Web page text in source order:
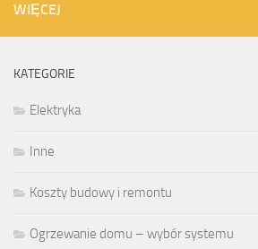
WIĘCEJ
KATEGORIE
Elektryka
Inne
Koszty budowy i remontu
Ogrzewanie domu – wybór systemu